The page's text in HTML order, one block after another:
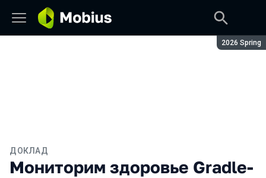
Сезон:
2026 Spring
ДОКЛАД
Мониторим здоровье Gradle-